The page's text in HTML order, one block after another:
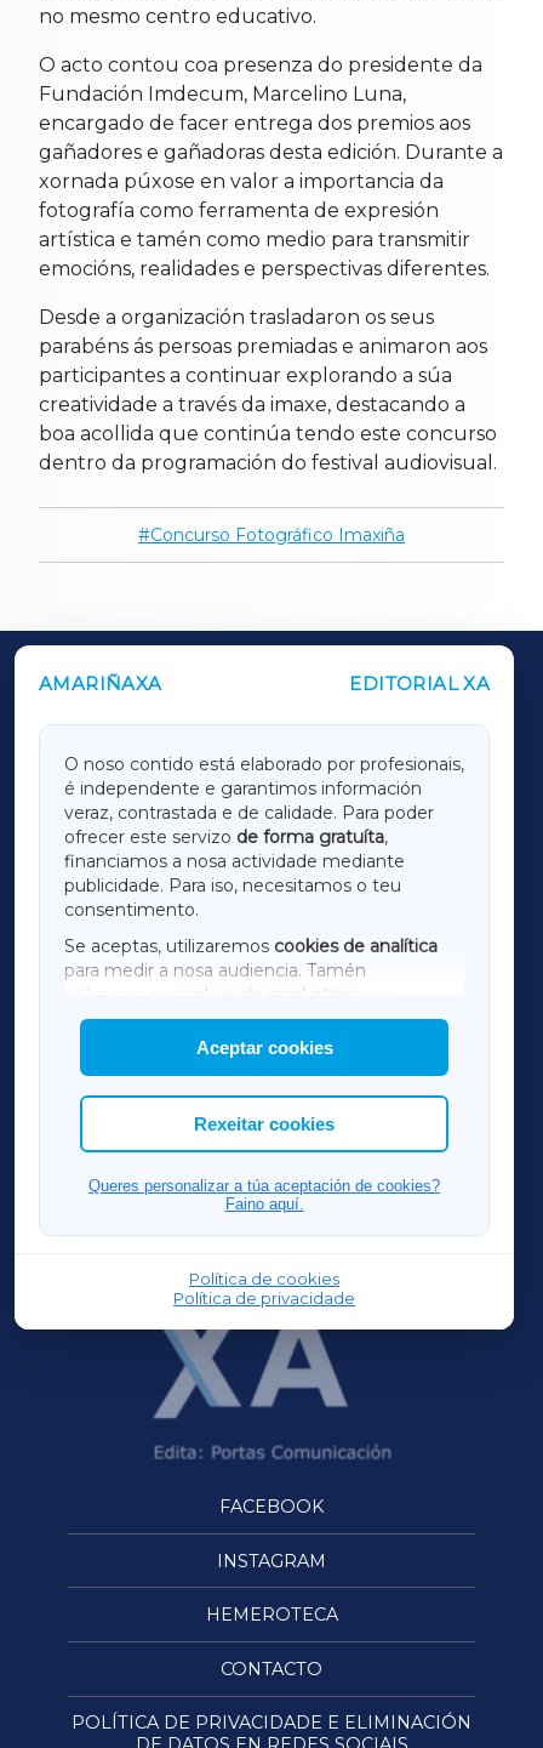
no mesmo centro educativo.
O acto contou coa presenza do presidente da
Fundación Imdecum, Marcelino Luna,
encargado de facer entrega dos premios aos
gañadores e gañadoras desta edición. Durante a
xornada púxose en valor a importancia da
fotografía como ferramenta de expresión
artística e tamén como medio para transmitir
emocións, realidades e perspectivas diferentes.
Desde a organización trasladaron os seus
parabéns ás persoas premiadas e animaron aos
participantes a continuar explorando a súa
creatividade a través da imaxe, destacando a
boa acollida que continúa tendo este concurso
dentro da programación do festival audiovisual.
Concurso Fotográfico Imaxiña
AMARIÑAXA EDITORIAL XA
O noso contido está elaborado por profesionais,
é independente e garantimos información
veraz, contrastada e de calidade. Para poder
ofrecer este servizo de forma gratuíta,
financiamos a nosa actividade mediante
publicidade. Para iso, necesitamos o teu
consentimento.
Se aceptas, utilizaremos cookies de analítica
para medir a nosa audiencia. Tamén
utilizaremos
cookies de marketing
mostrar publicidade de terceiros.
Así mesmo, podes personalizar a elección das
cookies que desexas permitir.
Aceptar cookies
Rexeitar cookies
Queres personalizar a túa aceptación de cookies?
Faino aquí.
Política de cookies
Política de privacidade
OUTROS PERIÓDICOS
LUGOXA
TERRACHAXA
AMARIÑAXA
RIBEIRASACRAXA
ACORUÑAXA
FERROLXA
OURENSEXA
FACEBOOK
INSTAGRAM
HEMEROTECA
CONTACTO
POLÍTICA DE PRIVACIDADE E ELIMINACIÓN